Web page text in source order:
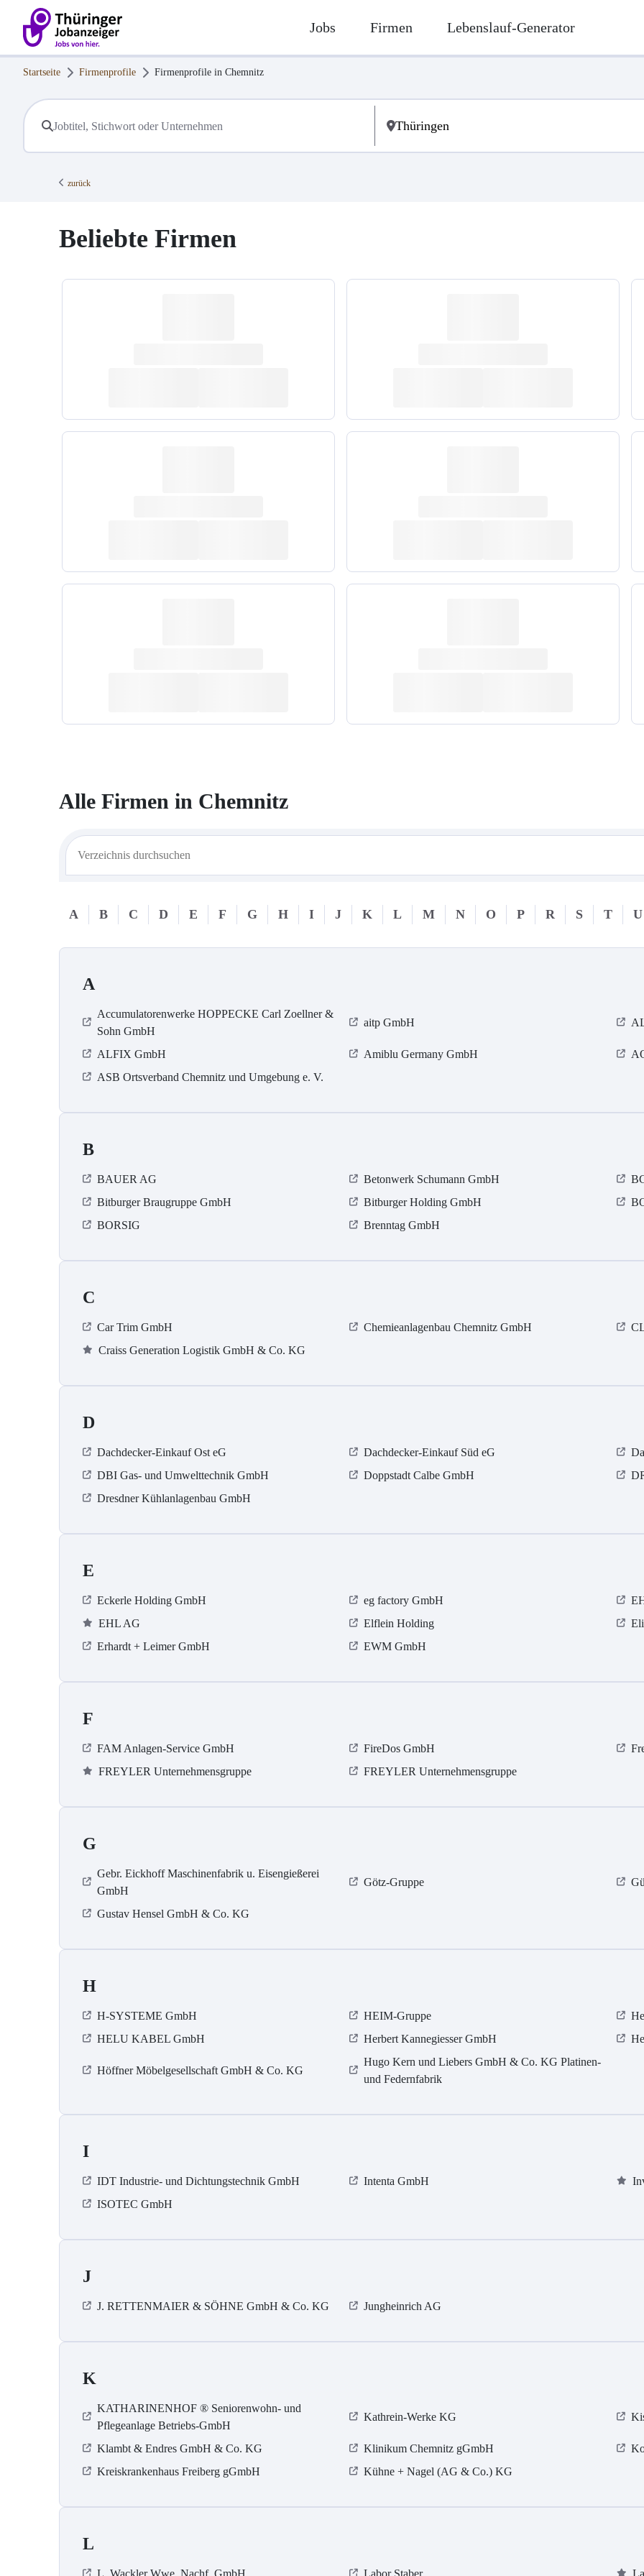
Jobs Firmen Lebenslauf-Generator
Startseite Firmenprofile Firmenprofile in Chemnitz
zurück
Beliebte Firmen
Alle Firmen in Chemnitz
A B C D E F G H I J K L M N O P R S T U
A
Accumulatorenwerke HOPPECKE Carl Zoellner &
Sohn GmbH
aitp GmbH
ALFIX GmbH Amiblu Germany GmbH
ASB Ortsverband Chemnitz und Umgebung e. V.
B
BAUER AG Betonwerk Schumann GmbH
Bitburger Braugruppe GmbH
Bitburger Holding GmbH
BORSIG
Brenntag GmbH
C
Car Trim GmbH Chemieanlagenbau Chemnitz GmbH
Craiss Generation Logistik GmbH & Co. KG
D
Dachdecker-Einkauf Ost eG Dachdecker-Einkauf Süd eG
DBI Gas- und Umwelttechnik GmbH
Doppstadt Calbe GmbH
Dresdner Kühlanlagenbau GmbH
E
Eckerle Holding GmbH eg factory GmbH
EHL AG
Elflein Holding
Erhardt + Leimer GmbH
EWM GmbH
F
FAM Anlagen-Service GmbH FireDos GmbH
FREYLER Unternehmensgruppe
FREYLER Unternehmensgruppe
G
Gebr. Eickhoff Maschinenfabrik u. Eisengießerei
GmbH
Götz-Gruppe
Gustav Hensel GmbH & Co. KG
H
H-SYSTEME GmbH HEIM-Gruppe
HELU KABEL GmbH
Herbert Kannegiesser GmbH
Höffner Möbelgesellschaft GmbH & Co. KG
Hugo Kern und Liebers GmbH & Co. KG Platinen-
und Federnfabrik
I
IDT Industrie- und Dichtungstechnik GmbH Intenta GmbH
ISOTEC GmbH
J
J. RETTENMAIER & SÖHNE GmbH & Co. KG Jungheinrich AG
K
KATHARINENHOF ® Seniorenwohn- und
Pflegeanlage Betriebs-GmbH
Kathrein-Werke KG
Klambt & Endres GmbH & Co. KG Klinikum Chemnitz gGmbH
Kreiskrankenhaus Freiberg gGmbH
Kühne + Nagel (AG & Co.) KG
L